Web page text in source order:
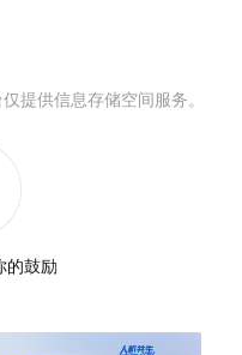
提供信息存储空间服务。
的鼓励